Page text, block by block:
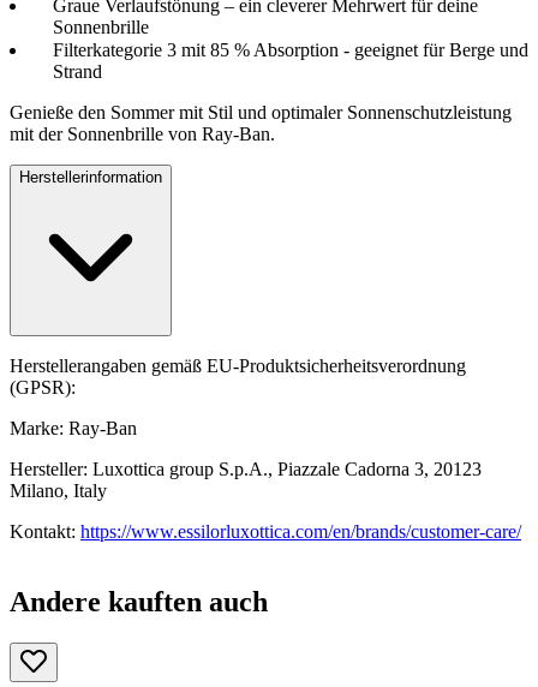
Graue Verlaufstönung – ein cleverer Mehrwert für deine
Sonnenbrille
Filterkategorie 3 mit 85 % Absorption - geeignet für Berge und
Strand
Genieße den Sommer mit Stil und optimaler Sonnenschutzleistung
mit der Sonnenbrille von Ray-Ban.
Herstellerinformation
Herstellerangaben gemäß EU-Produktsicherheitsverordnung
(GPSR):
Marke: Ray-Ban
Hersteller: Luxottica group S.p.A., Piazzale Cadorna 3, 20123
Milano, Italy
Kontakt: https://www.essilorluxottica.com/en/brands/customer-care/
Andere kauften auch